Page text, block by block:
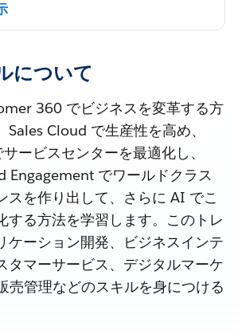
について
360 でビジネスを変革する方
Sales Cloud で生産性を高め、
ービスセンターを最適化し、
Engagement でワールドクラス
スを作り出して、さらに AI でこ
する方法を学習します。このトレ
ケーション開発、ビジネスインテ
タマーサービス、デジタルマーケ
売管理などのスキルを身につける